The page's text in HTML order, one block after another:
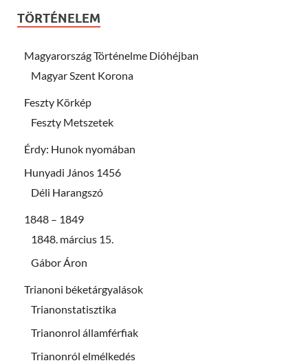
TÖRTÉNELEM
Magyarország Történelme Dióhéjban
Magyar Szent Korona
Feszty Körkép
Feszty Metszetek
Érdy: Hunok nyomában
Hunyadi János 1456
Déli Harangszó
1848 – 1849
1848. március 15.
Gábor Áron
Trianoni béketárgyalások
Trianonstatisztika
Trianonrol államférfiak
Trianonról elmélkedés